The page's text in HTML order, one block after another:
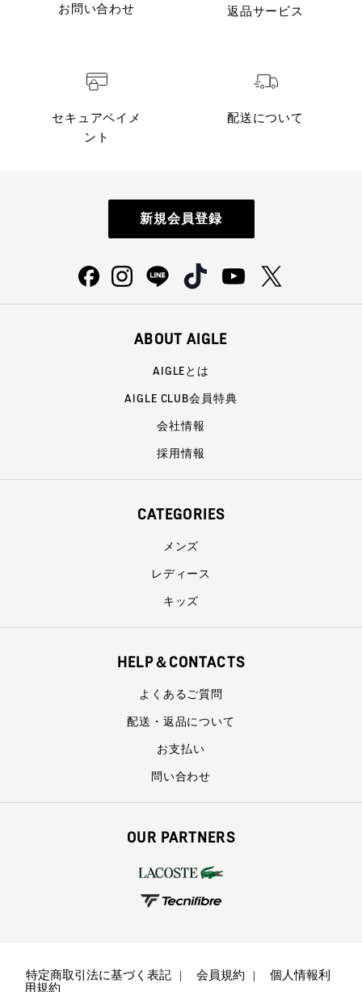
お問い合わせ 返品サービス
セキュアペイメ
ント
配送について
新規会員登録
ABOUT AIGLE
AIGLEとは
AIGLE CLUB会員特典
会社情報
採用情報
CATEGORIES
メンズ
レディース
キッズ
HELP＆CONTACTS
よくあるご質問
配送・返品について
お支払い
問い合わせ
OUR PARTNERS
特定商取引法に基づく表記 会員規約
個人情報利
用規約